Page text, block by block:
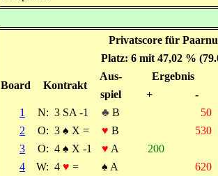
Privatscore für
Platz: 6 mit 47,02 %
Board Kontrakt
Aus-
Ergebnis
spiel
+
-
1
N: 3 SA -1 ♣ B
50
2
O: 3 ♠ X = ♥ B
530
3
O: 4 ♠ X -1 ♥ A
200
4
W: 4 ♥ = ♠ A
620